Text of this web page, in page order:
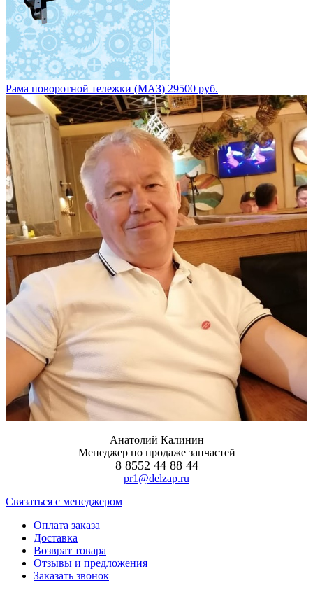
Рама поворотной тележки (МАЗ) 29500 руб.
Анатолий Калинин
Менеджер по продаже запчастей
8 8552 44 88 44
pr1@delzap.ru
Cвязаться с менеджером
Оплата заказа
Доставка
Возврат товара
Отзывы и предложения
Заказать звонок